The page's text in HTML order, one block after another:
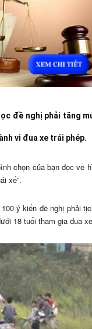
đề nghị phải tăng
vi đua xe trái phép.
chọn của bạn đọc về
xế”.
ý kiến đề nghị phải
18 tuổi tham gia đua